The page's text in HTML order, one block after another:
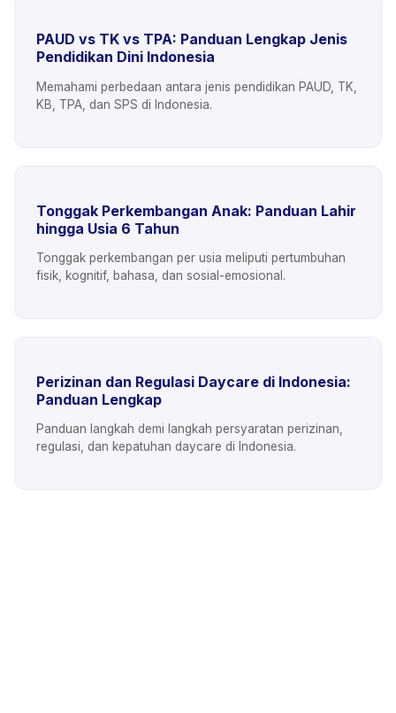
PAUD vs TK vs TPA: Panduan Lengkap Jenis
Pendidikan Dini Indonesia
Memahami perbedaan antara jenis pendidikan PAUD, TK,
KB, TPA, dan SPS di Indonesia.
Tonggak Perkembangan Anak: Panduan Lahir
hingga Usia 6 Tahun
Tonggak perkembangan per usia meliputi pertumbuhan
fisik, kognitif, bahasa, dan sosial-emosional.
Perizinan dan Regulasi Daycare di Indonesia:
Panduan Lengkap
Panduan langkah demi langkah persyaratan perizinan,
regulasi, dan kepatuhan daycare di Indonesia.